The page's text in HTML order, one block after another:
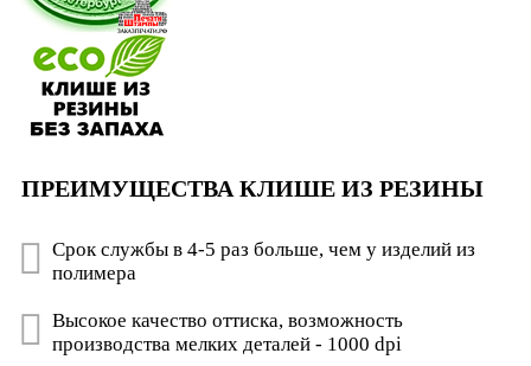
ПРЕИМУЩЕСТВА КЛИШЕ ИЗ РЕЗИНЫ
Срок службы в 4-5 раз больше, чем у изделий из
полимера
Высокое качество оттиска, возможность
производства мелких деталей - 1000 dpi